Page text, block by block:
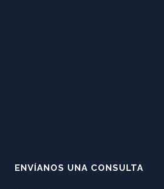
ENVÍANOS UNA CONSULTA